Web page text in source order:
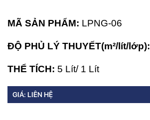
MÃ SẢN PHẨM: LPNG-06
ĐỘ PHỦ LÝ THUYẾT(m²/lít/lớp):
THỂ TÍCH: 5 Lít/ 1 Lít
GIÁ: LIÊN HỆ